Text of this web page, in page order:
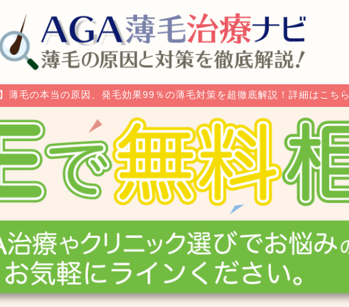
薄毛の本当の原因、発毛効果99％の薄毛対策を超徹底解説！詳細はこちら